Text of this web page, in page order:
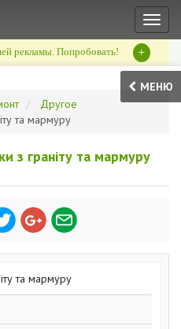
рекламы. Попробовать! +
МЕНЮ
Другое
та мармуру
з граніту та мармуру